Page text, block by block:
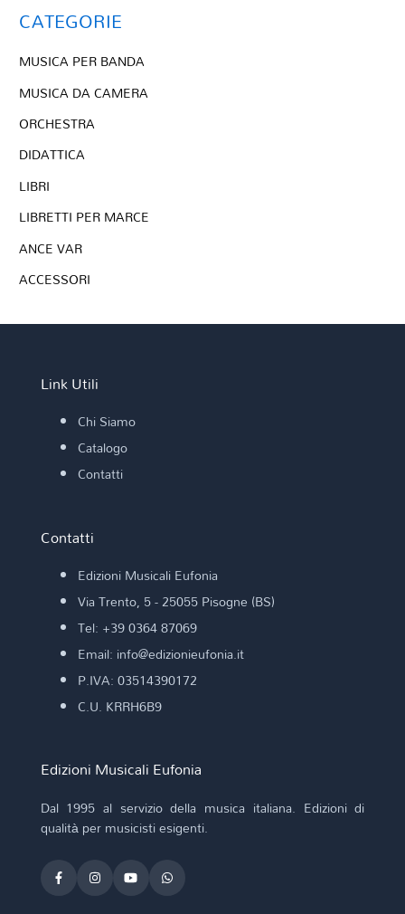
CATEGORIE
MUSICA PER BANDA
MUSICA DA CAMERA
ORCHESTRA
DIDATTICA
LIBRI
LIBRETTI PER MARCE
ANCE VAR
ACCESSORI
Link Utili
Chi Siamo
Catalogo
Contatti
Contatti
Edizioni Musicali Eufonia
Via Trento, 5 - 25055 Pisogne (BS)
Tel: +39 0364 87069
Email: info@edizionieufonia.it
P.IVA: 03514390172
C.U. KRRH6B9
Edizioni Musicali Eufonia
Dal 1995 al servizio della musica italiana. Edizioni di
qualità per musicisti esigenti.